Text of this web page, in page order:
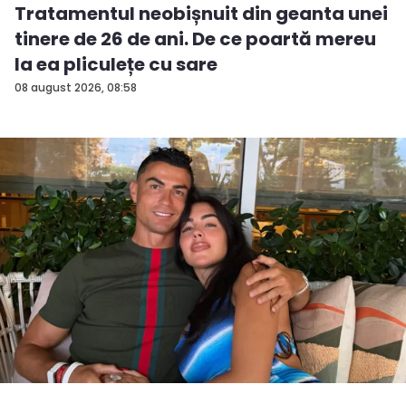
08 august 2026, 08:58
Tratamentul neobișnuit din geanta unei
tinere de 26 de ani. De ce poartă mereu
la ea pliculețe cu sare